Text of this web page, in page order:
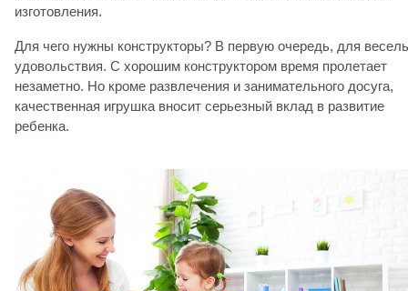
изготовления.
Для чего нужны конструкторы? В первую очередь, для
удовольствия. С хорошим конструктором время пролетает
незаметно. Но кроме развлечения и занимательного досуга,
качественная игрушка вносит серьезный вклад в развитие
ребенка.